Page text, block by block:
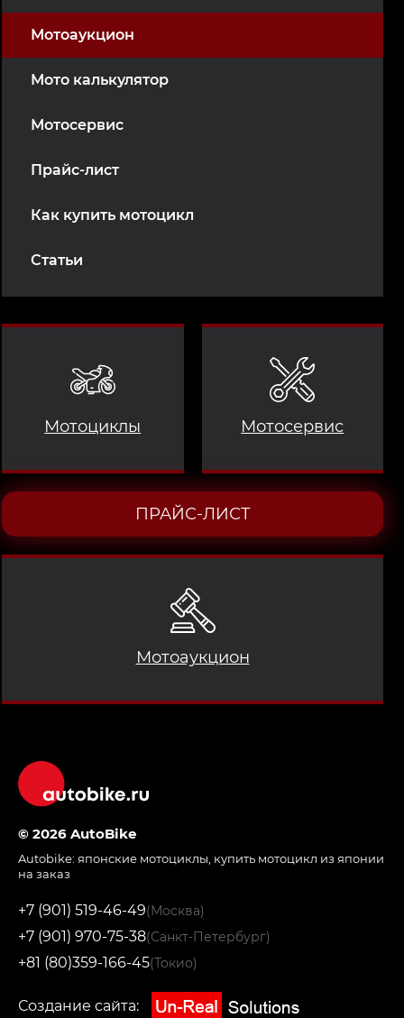
Мотоаукцион
Мото калькулятор
Мотосервис
Прайс-лист
Как купить мотоцикл
Статьи
Мотоциклы
Мотоаукцион
Мотосервис
ПРАЙС-ЛИСТ
© 2026 AutoBike
Autobike: японские мотоциклы купить мотоцикл из японии
на заказ
+7 (901) 519-46-49(Москва)
+7 (901) 970-75-38(Санкт-Петербург)
+81 (80)359-166-45(Токио)
Создание сайта: